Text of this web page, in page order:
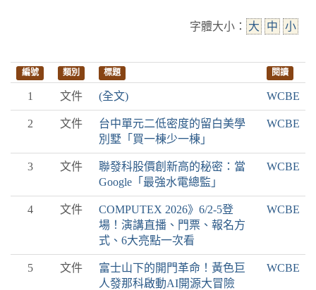
字體大小： 大 中 小
編號 類別 標題 閱讀
1 文件 (全文) WCBE
2 文件
台中單元二低密度的留白美學
別墅「買一棟少一棟」
WCBE
3 文件
聯發科股價創新高的秘密：當
Google「最強水電總監」
WCBE
4 文件
COMPUTEX 2026》6/2-5登
場！演講直播、門票、報名方
式、6大亮點一次看
WCBE
5 文件
富士山下的開門革命！黃色巨
人發那科啟動AI開源大冒險
WCBE